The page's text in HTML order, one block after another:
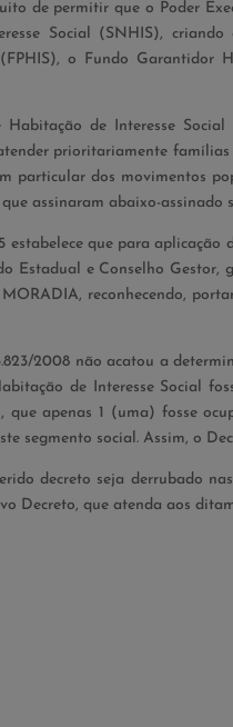
de permitir que o Poder
Social (SNHIS),
o Fundo Garantidor
de Interesse
prioritariamente
particular dos movimentos
assinaram abaixo-assinado
estabelece que para
Estadual e Conselho Gestor,
reconhecendo,
2008 não acatou a
de Interesse Social
que apenas 1 (uma) fosse
segmento social. Assim, o
decreto seja derrubado
Decreto, que atenda aos